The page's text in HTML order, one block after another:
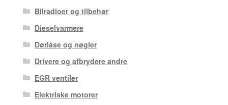
Bilradioer og tilbehør
Dieselvarmere
Dørlåse og nøgler
Drivere og afbrydere andre
EGR ventiler
Elektriske motorer